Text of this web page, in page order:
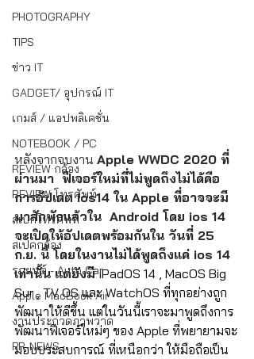
PHOTOGRAPHY
TIPS
ข่าว IT
GADGET/ อุปกรณ์ IT
เกมส์ / แอปพลิเคชั่น
NOTEBOOK / PC
REVIEW กล้อง
REVIEW โทรศัพท์
สเปกโทรศัพท์
สเปคกล้อง
รถยนต์ - Auto Car
Apple MacBook Air
งานประกวดภาพวาด
PR-NEWS
หลังจากจบงาน Apple WWDC 2020 ที่
ผ่านมา  ฟีเจอร์ใหม่ที่ไม่พูดถึงไม่ได้คือ
การอัปเดต ios14 ใน Apple ที่อาจจะมี
มาสักพักแล้วใน  Android โดย ios 14
จะเปิดให้อัปเดตพร้อมกันใน วันที่ 25
ก.ย. นี้ โดยในงานไม่ได้พูดถึงแค่ ios 14
เท่านั้น แต่ยังมี iPadOS 14 , MacOS Big
Sur , TV OS และ WatchOS ที่ทุกอย่างถูก
พัฒนาให้ดีขึ้น แต่ในวันนี้เราจะมาพูดถึงการ
พัฒนาฟีเจอร์ใหม่ๆ ของ Apple ที่พยายามจะ
มอบประสบการณ์ ที่เหนือกว่า ให้มือถือเป็น